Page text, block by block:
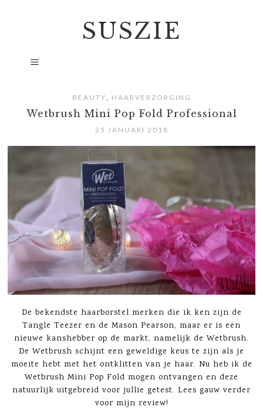
SUSZIE
BEAUTY , HAARVERZORGING
Wetbrush Mini Pop Fold Professional
25 JANUARI 2018
De bekendste haarborstel merken die ik ken zijn de
Tangle Teezer en de Mason Pearson, maar er is een
nieuwe kanshebber op de markt, namelijk de Wetbrush.
De Wetbrush schijnt een geweldige keus te zijn als je
moeite hebt met het ontklitten van je haar. Nu heb ik de
Wetbrush Mini Pop Fold mogen ontvangen en deze
natuurlijk uitgebreid voor jullie getest. Lees gauw verder
voor mijn review!